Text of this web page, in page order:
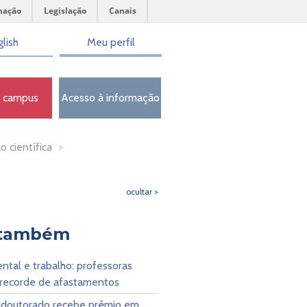
Legislação Canais
Meu perfil
Acesso à informação
científica >
ocultar >
e trabalho: professoras
de afastamentos